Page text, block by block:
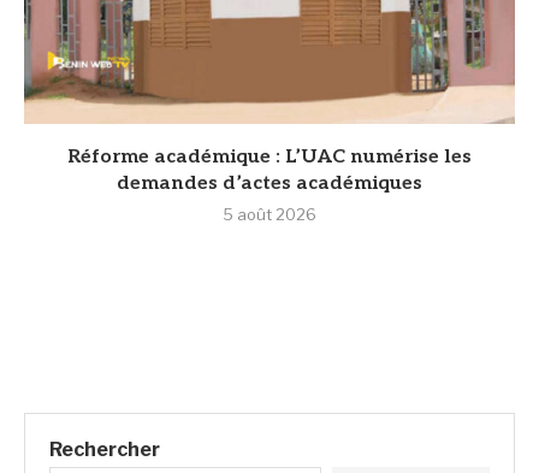
Réforme académique : L’UAC numérise les
demandes d’actes académiques
5 août 2026
Rechercher